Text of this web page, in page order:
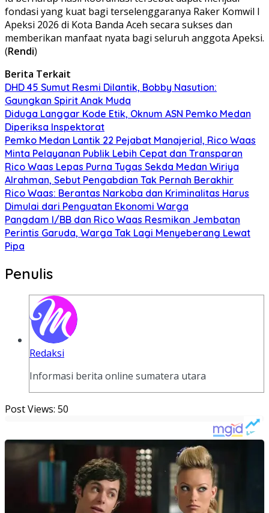
fondasi yang kuat bagi terselenggaranya Raker Komwil I
Apeksi 2026 di Kota Banda Aceh secara sukses dan
memberikan manfaat nyata bagi seluruh anggota Apeksi.
(Rendi)
Berita Terkait
DHD 45 Sumut Resmi Dilantik, Bobby Nasution:
Gaungkan Spirit Anak Muda
Diduga Langgar Kode Etik, Oknum ASN Pemko Medan
Diperiksa Inspektorat
Pemko Medan Lantik 22 Pejabat Manajerial, Rico Waas
Minta Pelayanan Publik Lebih Cepat dan Transparan
Rico Waas Lepas Purna Tugas Sekda Medan Wiriya
Alrahman, Sebut Pengabdian Tak Pernah Berakhir
Rico Waas: Berantas Narkoba dan Kriminalitas Harus
Dimulai dari Penguatan Ekonomi Warga
Pangdam I/BB dan Rico Waas Resmikan Jembatan
Perintis Garuda, Warga Tak Lagi Menyeberang Lewat
Pipa
Penulis
Redaksi
Informasi berita online sumatera utara
Post Views: 50